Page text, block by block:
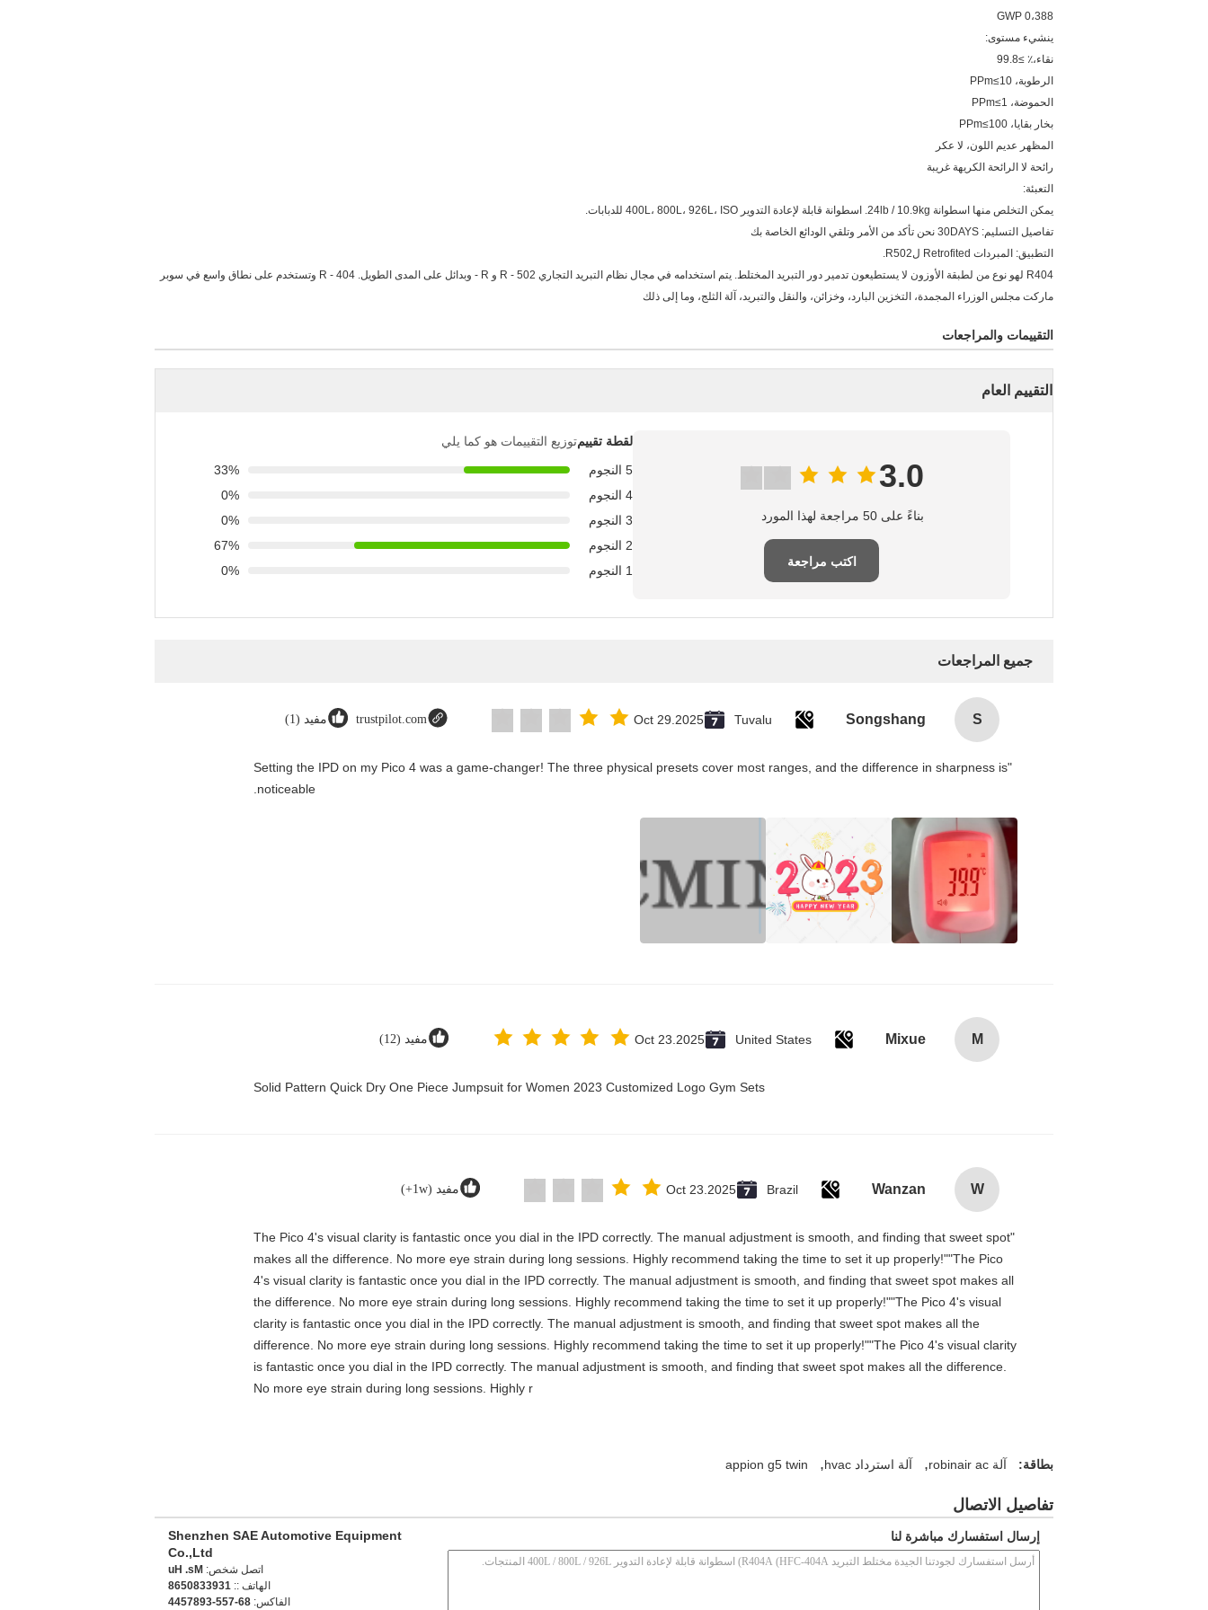
GWP 0،388
ينشيء مستوى:
نقاء،٪ ≥99.8
الرطوبة، PPm≤10
الحموضة، PPm≤1
بخار بقايا، PPm≤100
المظهر عديم اللون، لا عكر
رائحة لا الرائحة الكريهة غريبة
التعبئة:
يمكن التخلص منها اسطوانة 24lb / 10.9kg. اسطوانة قابلة لإعادة التدوير 400L، 800L، 926L، ISO للدبابات.
تفاصيل التسليم: 30DAYS نحن تأكد من الأمر وتلقي الودائع الخاصة بك
التطبيق: المبردات Retrofited لR502.
R404 لهو نوع من لطبقة الأوزون لا يستطيعون تدمير دور التبريد المختلط. يتم استخدامه في مجال نظام التبريد التجاري R - 502 و R - وبدائل على المدى الطويل. R - 404 وتستخدم على نطاق واسع في سوبر
ماركت مجلس الوزراء المجمدة، التخزين البارد، وخزائن، والنقل والتبريد، آلة الثلج، وما إلى ذلك
التقييمات والمراجعات
التقييم العام
3.0
بناءً على 50 مراجعة لهذا المورد
اكتب مراجعة
لقطة تقييمتوزيع التقييمات هو كما يلي
5 النجوم
33%
4 النجوم
0%
3 النجوم
0%
2 النجوم
67%
1 النجوم
0%
جميع المراجعات
S
Songshang
Tuvalu
Oct 29.2025
trustpilot.com مفيد (1)
"Setting the IPD on my Pico 4 was a game-changer! The three physical presets cover most ranges, and the difference in sharpness is
noticeable.
M
Mixue
United States
Oct 23.2025 مفيد (12)
Solid Pattern Quick Dry One Piece Jumpsuit for Women 2023 Customized Logo Gym Sets
W
Wanzan
Brazil
Oct 23.2025 مفيد (1w+)
"The Pico 4's visual clarity is fantastic once you dial in the IPD correctly. The manual adjustment is smooth, and finding that sweet spot
makes all the difference. No more eye strain during long sessions. Highly recommend taking the time to set it up properly!""The Pico
4's visual clarity is fantastic once you dial in the IPD correctly. The manual adjustment is smooth, and finding that sweet spot makes all
the difference. No more eye strain during long sessions. Highly recommend taking the time to set it up properly!""The Pico 4's visual
clarity is fantastic once you dial in the IPD correctly. The manual adjustment is smooth, and finding that sweet spot makes all the
difference. No more eye strain during long sessions. Highly recommend taking the time to set it up properly!""The Pico 4's visual clarity
is fantastic once you dial in the IPD correctly. The manual adjustment is smooth, and finding that sweet spot makes all the difference.
No more eye strain during long sessions. Highly r
بطاقة: آلة robinair ac , آلة استرداد hvac ,
appion g5 twin
تفاصيل الاتصال
Shenzhen SAE Automotive Equipment
Co.,Ltd
اتصل شخص: Ms. Hu
الهاتف :: 1393380568
الفاكس: 86-755-3987544
إرسال استفسارك مباشرة لنا